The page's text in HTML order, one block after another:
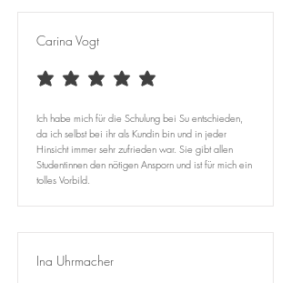
Carina Vogt
average rating is 5 out of 5
Ich habe mich für die Schulung bei Su entschieden,
da ich selbst bei ihr als Kundin bin und in jeder
Hinsicht immer sehr zufrieden war. Sie gibt allen
Studentinnen den nötigen Ansporn und ist für mich ein
tolles Vorbild.
Ina Uhrmacher